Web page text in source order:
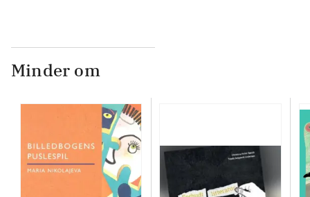
Minder om